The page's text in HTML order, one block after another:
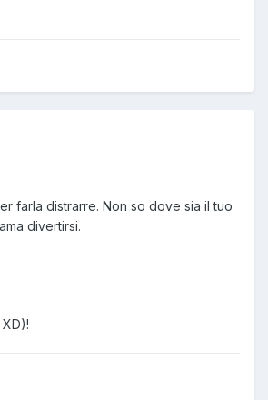
farla distrarre. Non so dove sia il tuo
divertirsi.